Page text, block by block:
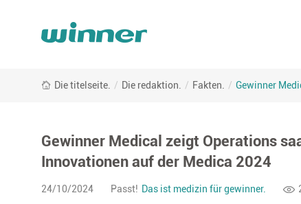
geschrittene
verbände
Die titelseite. / Die redaktion. / Fakten. / Gewinner
Gewinner Medical zeigt Operations
Innovationen auf der Medica 2024
24/10/2024 Passt! Das ist medizin für gewinner.